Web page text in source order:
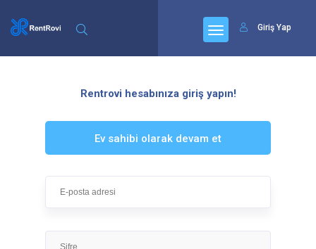
Giriş Yap
Rentrovi hesabınıza giriş yapın!
Ev sahibi olarak devam et